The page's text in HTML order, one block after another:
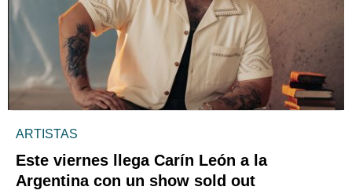
ARTISTAS
Este viernes llega Carín León a la
Argentina con un show sold out